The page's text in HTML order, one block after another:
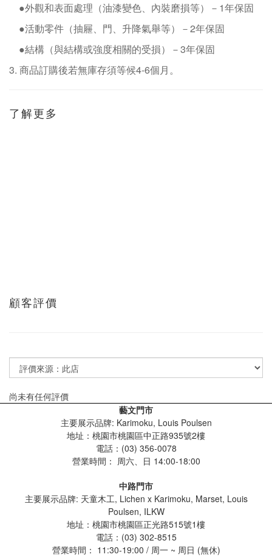
●外觀和表面處理（油漆變色、內裝磨損等）－ 1年保固
●活動零件（抽屜、門、升降氣舉等）－2年保固
●結構（與結構或強度相關的受損）－3年保固
3. 商品訂購後若無庫存須等候4-6個月。
了解更多
顧客評價
尚未有任何評價
藝文門市
主要展示品牌: Karimoku, Louis Poulsen
地址：桃園市桃園區中正路935號2樓
電話：(03) 356-0078
營業時間： 周六、日 14:00-18:00
中路門市
主要展示品牌: 天童木工, Lichen x Karimoku, Marset, Louis
Poulsen, ILKW
地址：桃園市桃園區正光路515號1樓
電話：(03) 302-8515
營業時間： 11:30-19:00 / 周一 ~ 周日 (無休)